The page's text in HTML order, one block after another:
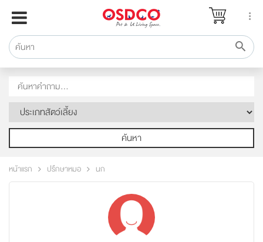
หน้าแรก
แบรนด์
รีวิว
ปรึกษาหมอ
สาระสัตว์เลี้ยง
Pet Channel
ซื้อสินค้า OSDCO
ค้นหา
หน้าแรก ปรึกษาหมอ นก